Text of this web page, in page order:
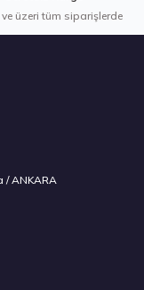
ve üzeri tüm siparişlerde
/ ANKARA